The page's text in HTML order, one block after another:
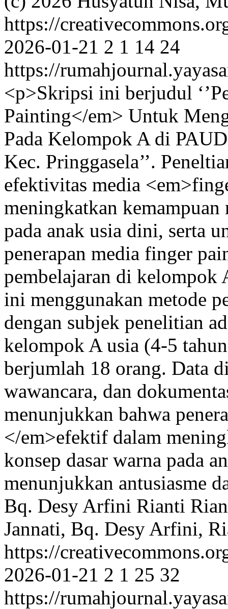
https://
2026-01-21 2 1 14 24
https://
<p>Skripsi ini berjudul
Painting</em> Untuk
Pada Kelompok A di
Kec. Pringgasela’’.
efektivitas media
meningkatkan kemampuan
pada anak usia dini, serta
penerapan media finger
pembelajaran di kelompok
ini menggunakan metode
dengan subjek penelitian
kelompok A usia (4-5
berjumlah 18 orang. Data
wawancara, dan
menunjukkan bahwa
</em>efektif dalam
konsep dasar warna pada
menunjukkan antusiasme
Bq. Desy Arfini Rianti
Jannati, Bq. Desy Arfini,
https://
2026-01-21 2 1 25 32
https://